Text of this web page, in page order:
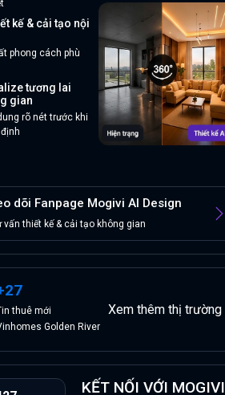
kế & cải tạo nội
phong cách phù
tương lai
gian
rõ nét trước khi
dõi Fanpage Mogivi AI Design
vấn thiết kế & cải tạo không gian
27
thuê mới
Golden River
Xem thêm thị trường
KẾT NỐI VỚI MOGIVI